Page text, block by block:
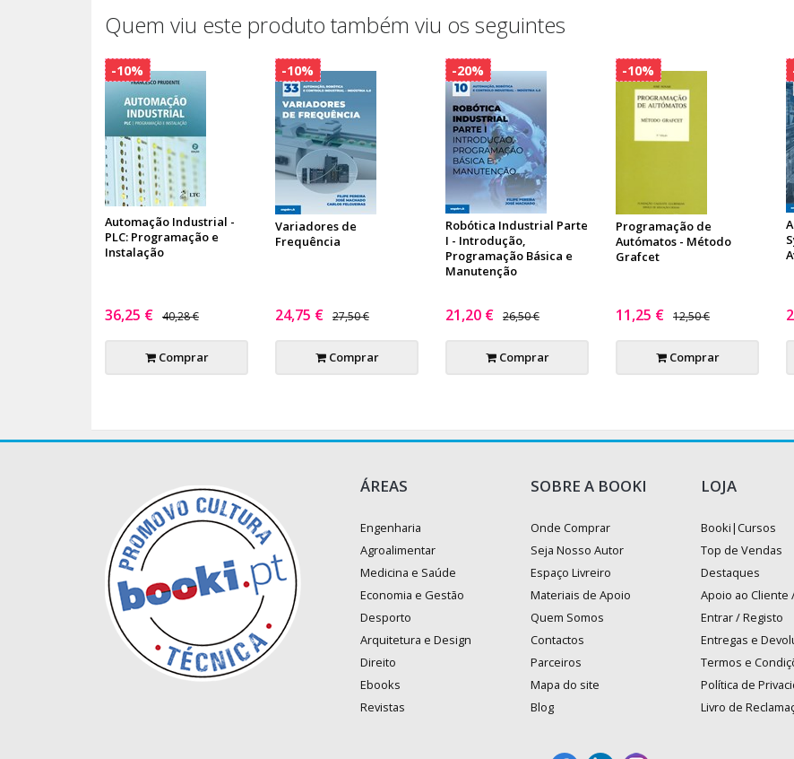
Quem viu este produto também viu os seguintes
Automação Industrial -
PLC: Programação e
Instalação
36,25 € 40,28 €
Comprar
-10%
Variadores de
Frequência
24,75 € 27,50 €
Comprar
-10%
Robótica Industrial Parte
I - Introdução,
Programação Básica e
Manutenção
21,20 € 26,50 €
Comprar
-20%
Programação de
Autómatos - Método
Grafcet
11,25 € 12,50 €
Comprar
-10%
ÁREAS
Engenharia
Agroalimentar
Medicina e Saúde
Economia e Gestão
Desporto
Arquitetura e Design
Direito
Ebooks
Revistas
SOBRE A BOOKI
Onde Comprar
Seja Nosso Autor
Espaço Livreiro
Materiais de Apoio
Quem Somos
Contactos
Parceiros
Mapa do site
Blog
LOJA
Booki|Cursos
Top de Vendas
Destaques
Apoio ao Cliente
Entrar / Registo
Entregas e
Termos e
Política de
Livro de